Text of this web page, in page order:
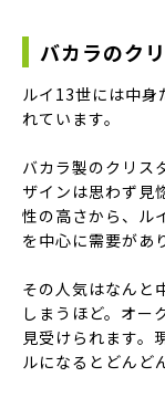
バカラのク
ルイ13世には中身
れています。
バカラ製のクリス
ザインは思わず見
性の高さから、ル
を中心に需要があ
その人気はなんと
しまうほど。オー
見受けられます。
ルになるとどんど